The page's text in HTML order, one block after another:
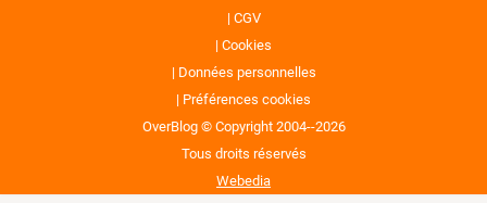
CGV
Cookies
Données personnelles
Préférences cookies
OverBlog © Copyright 2004--2026
Tous droits réservés
Webedia